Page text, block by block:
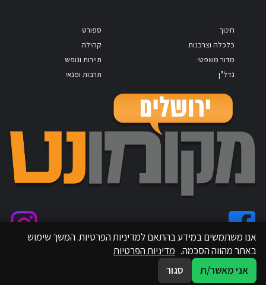
חינוך
כלכלה וצרכנות
מדור משפטי
נדל"ן
ספורט
קהילה
תיירות ונופש
תרבות ופנאי
אנו משתמשים במידע בהתאם למדיניות הפרטיות. המשך שימוש
באתר מהווה הסכמה. מדיניות הפרטיות
אני מאשר/ת
סגור